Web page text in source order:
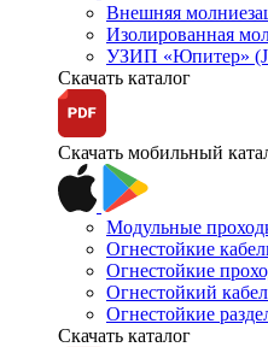
Внешняя
Изолированная
УЗИП «Юпитер»
Скачать каталог
Скачать мобильный
Модульные
Огнестойкие
Огнестойкие
Огнестойкий
Огнестойкие
Скачать каталог